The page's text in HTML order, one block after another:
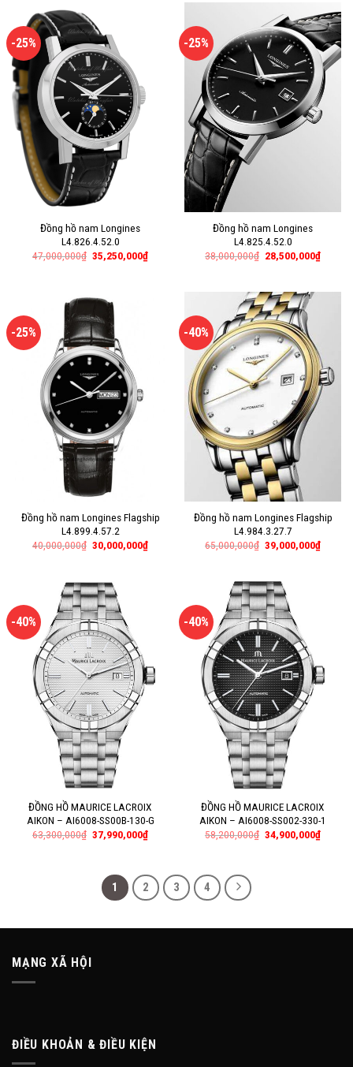
-25%
Đồng hồ nam Longines
L4.826.4.52.0
47,000,000₫ 35,250,000₫
-25%
Đồng hồ nam Longines
L4.825.4.52.0
38,000,000₫ 28,500,000₫
-25%
Đồng hồ nam Longines Flagship
L4.899.4.57.2
40,000,000₫ 30,000,000₫
-40%
Đồng hồ nam Longines Flagship
L4.984.3.27.7
65,000,000₫ 39,000,000₫
-40%
ĐỒNG HỒ MAURICE LACROIX
AIKON – AI6008-SS00B-130-G
63,300,000₫ 37,990,000₫
-40%
ĐỒNG HỒ MAURICE LACROIX
AIKON – AI6008-SS002-330-1
58,200,000₫ 34,900,000₫
1 2 3 4
MẠNG XÃ HỘI
ĐIỀU KHOẢN & ĐIỀU KIỆN